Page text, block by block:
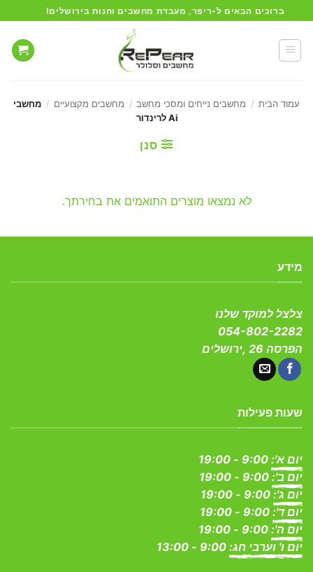
to
content
ברוכים הבאים ל-ריפר, מעבדת מחשבים וחנות בירושלים!
עמוד הבית / מחשבים נייחים ומסכי מחשב / מחשבים מקצועיים / מחשבי
Ai לרינדור
סנן
לא נמצאו מוצרים התואמים את בחירתך.
מידע
צלצל למוקד שלנו
054-802-2282
הפרסה 26 ,ירושלים
שעות פעילות
יום א':
יום ב':
יום ג':
יום ד':
יום ה':
יום ו' וערבי חג: